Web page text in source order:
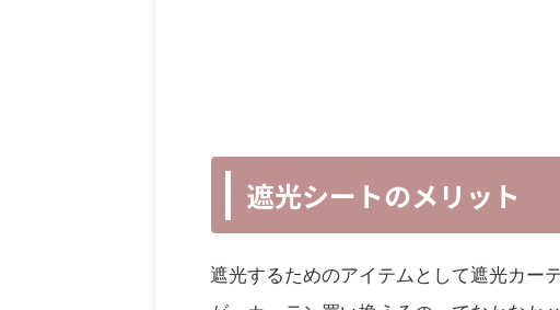
遮光シートのメリット
遮光するためのアイテムとして遮光カー